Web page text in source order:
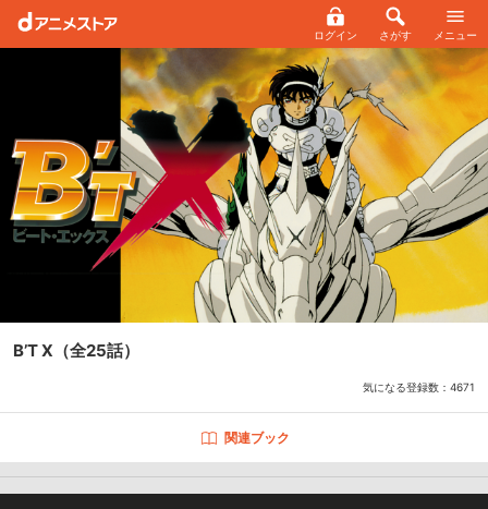
ログイン さがす メニュー
B’T X （全25話）
気になる登録数： 4671
関連ブック